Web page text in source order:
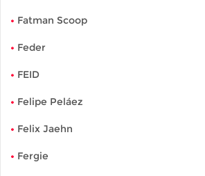
Fatman Scoop
Feder
FEID
Felipe Peláez
Felix Jaehn
Fergie